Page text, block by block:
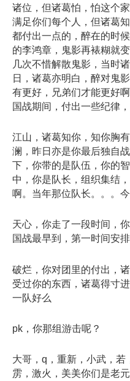
诸位，但诸葛怕，怕这个
满足你们每个人，但诸葛
都付出一点的，醉在的时
的李鸿章，鬼影再裱糊就
几次不惜解散鬼影，当时
日，诸葛亦明白，醉对鬼
有更好，兄弟们才能更好
国战期间，付出一些纪律
江山，诸葛知你，知你胸
澜，昨日亦是你最后独自
下，你带的是队伍，你的
中，你是队长，组织集结
啊。当年那位队长。。。
天心，你走了一段时间，
国战最早到，第一时间安
破烂，你对团里的付出，
受过你的东西，诸葛得寸
一队好么
pk，你那组游击呢？
大哥，q，重新，小武，
雳，激火，美美你们是老